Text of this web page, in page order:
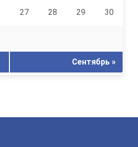
27 28 29 30
Сентябрь »